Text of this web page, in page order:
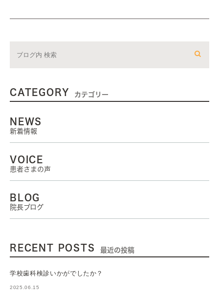
CATEGORY カテゴリー
NEWS
新着情報
VOICE
患者さまの声
BLOG
院長ブログ
RECENT POSTS 最近の投稿
学校歯科検診いかがでしたか？
2025.06.15